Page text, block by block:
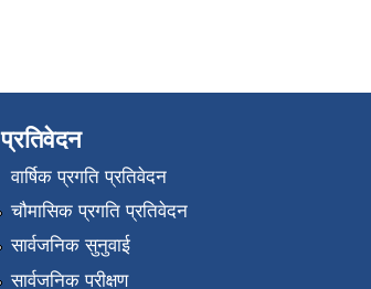
प्रतिवेदन
वार्षिक प्रगति प्रतिवेदन
चौमासिक प्रगति प्रतिवेदन
सार्वजनिक सुनुवाई
सार्वजनिक परीक्षण